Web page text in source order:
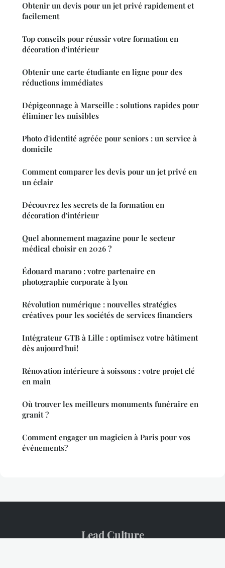
Obtenir un devis pour un jet privé rapidement et
facilement
Top conseils pour réussir votre formation en
décoration d'intérieur
Obtenir une carte étudiante en ligne pour des
réductions immédiates
Dépigeonnage à Marseille : solutions rapides pour
éliminer les nuisibles
Photo d'identité agréée pour seniors : un service à
domicile
Comment comparer les devis pour un jet privé en
un éclair
Découvrez les secrets de la formation en
décoration d'intérieur
Quel abonnement magazine pour le secteur
médical choisir en 2026 ?
Édouard marano : votre partenaire en
photographie corporate à lyon
Révolution numérique : nouvelles stratégies
créatives pour les sociétés de services financiers
Intégrateur GTB à Lille : optimisez votre bâtiment
dès aujourd'hui!
Rénovation intérieure à soissons : votre projet clé
en main
Où trouver les meilleurs monuments funéraire en
granit ?
Comment engager un magicien à Paris pour vos
événements?
Lead Culture